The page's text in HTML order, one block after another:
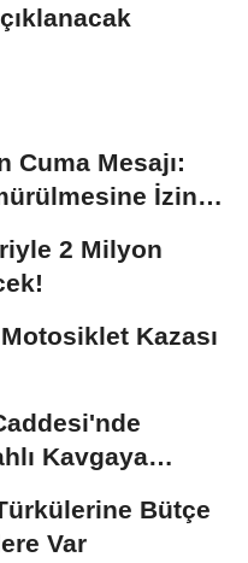
Cuma Mesajı:
İzin
2 Milyon
Kazası
Kavgaya
Bütçe
Var